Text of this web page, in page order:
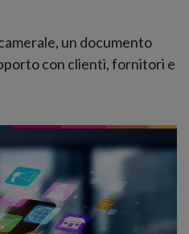
un documento
con clienti, fornitori e